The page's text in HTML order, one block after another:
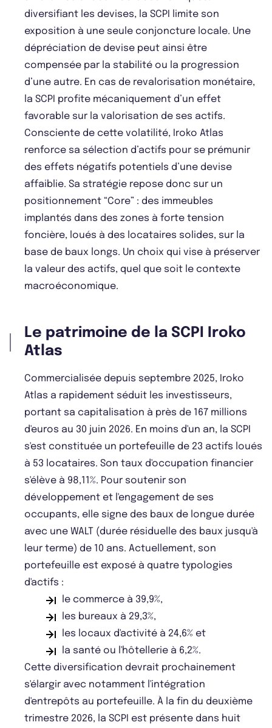
diversifiant les devises, la SCPI limite son
exposition à une seule conjoncture locale. Une
dépréciation de devise peut ainsi être
compensée par la stabilité ou la progression
d’une autre. En cas de revalorisation monétaire,
la SCPI profite mécaniquement d’un effet
favorable sur la valorisation de ses actifs.
Consciente de cette volatilité, Iroko Atlas
renforce sa sélection d’actifs pour se prémunir
des effets négatifs potentiels d’une devise
affaiblie. Sa stratégie repose donc sur un
positionnement “Core” : des immeubles
implantés dans des zones à forte tension
foncière, loués à des locataires solides, sur la
base de baux longs. Un choix qui vise à préserver
la valeur des actifs, quel que soit le contexte
macroéconomique.
Le patrimoine de la SCPI Iroko
Atlas
Commercialisée depuis septembre 2025, Iroko
Atlas a rapidement séduit les investisseurs,
portant sa capitalisation à près de 167 millions
d'euros au 30 juin 2026. En moins d'un an, la SCPI
s'est constituée un portefeuille de 23 actifs loués
à 53 locataires. Son taux d'occupation financier
s'élève à 98,11%. Pour soutenir son
développement et l'engagement de ses
occupants, elle signe des baux de longue durée
avec une WALT (durée résiduelle des baux jusqu'à
leur terme) de 10 ans. Actuellement, son
portefeuille est exposé à quatre typologies
d'actifs :
le commerce à 39,9%,
les bureaux à 29,3%,
les locaux d'activité à 24,6% et
la santé ou l'hôtellerie à 6,2%.
Cette diversification devrait prochainement
s'élargir avec notamment l'intégration
d'entrepôts au portefeuille. À la fin du deuxième
trimestre 2026, la SCPI est présente dans huit